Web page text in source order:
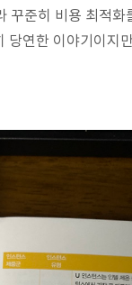
준히 비용 최적화
연한 이야기이지